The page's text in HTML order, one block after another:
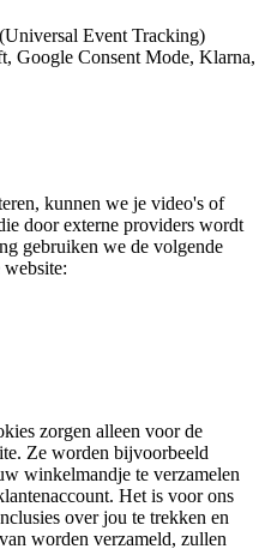
Event Tracking)
Google Consent Mode, Klarna,
kunnen we je video's of
door externe providers wordt
gebruiken we de volgende
website:
zorgen alleen voor de
Ze worden bijvoorbeeld
winkelmandje te verzamelen
Het is voor ons
over jou te trekken en
worden verzameld, zullen